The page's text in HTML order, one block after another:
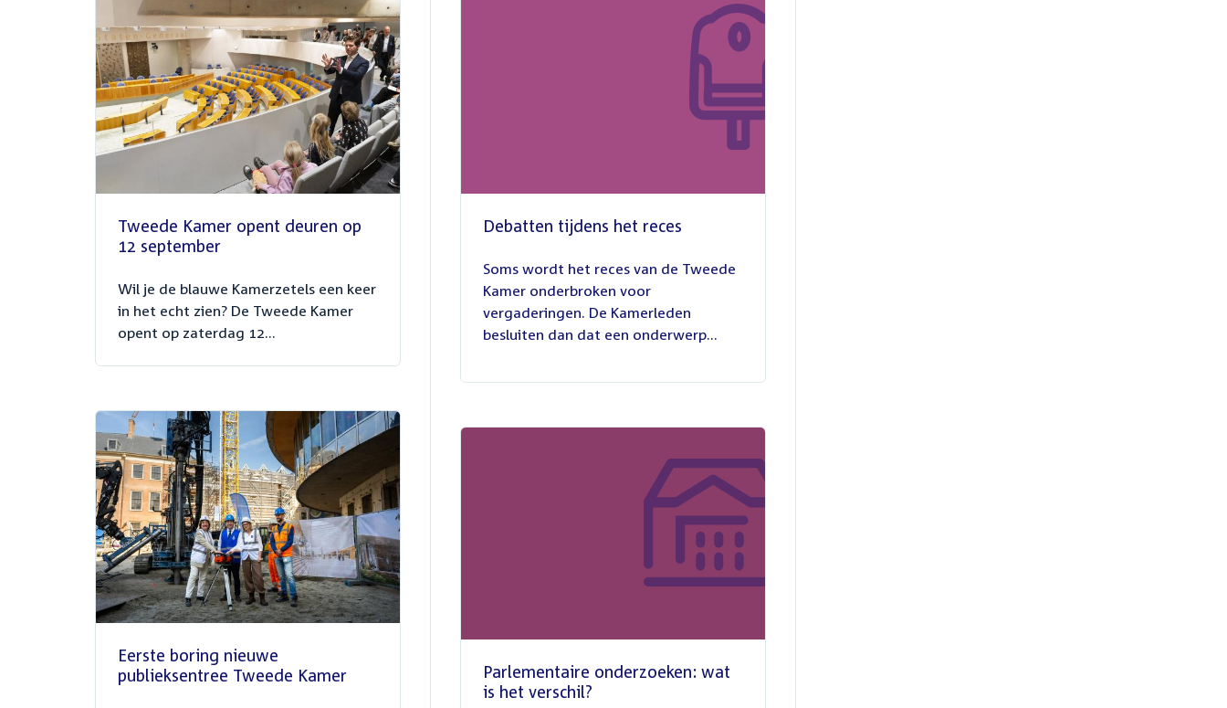
Tweede Kamer opent deuren op
12 september
Wil je de blauwe Kamerzetels een keer
in het echt zien? De Tweede Kamer
opent op zaterdag 12...
Eerste boring nieuwe
publieksentree Tweede Kamer
Debatten tijdens het reces
juli
2026
Soms wordt het reces van de Tweede
Kamer onderbroken voor
vergaderingen. De Kamerleden
besluiten dan dat een onderwerp...
Parlementaire onderzoeken: wat
is het verschil?